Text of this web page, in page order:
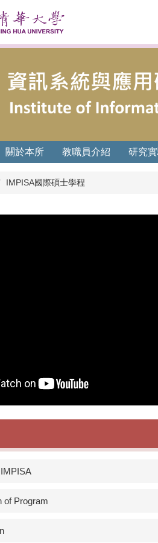
關於本所 教職員介紹 研究
IMPISA國際碩士學程
of Program